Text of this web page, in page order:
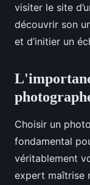
visiter le site
découvrir son
et d’initier un
Choisir un
fondamental
véritablement
expert maîtrise